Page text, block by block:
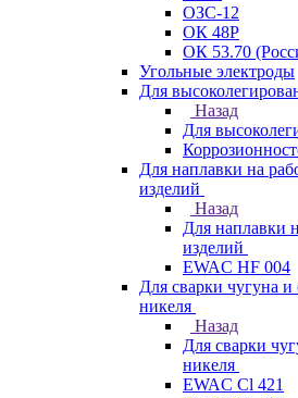
ОЗС-12
ОК 48Р
ОК 53.70
Угольные электроды
Для
Назад
Для
Для наплавки на
изделий
Назад
Для наплавки
изделий
EWAC HF 004
Для сварки чугуна и
никеля
Назад
Для сварки
никеля
EWAC Cl 421